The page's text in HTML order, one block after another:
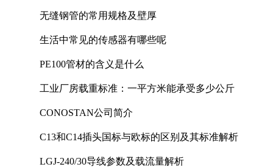
无缝钢管的常用规格及壁厚
生活中常见的传感器有哪些呢
PE100管材的含义是什么
工业厂房载重标准：一平方米能承受多少公斤
CONOSTAN公司简介
C13和C14插头国标与欧标的区别及其标准解析
LGJ-240/30导线参数及载流量解析